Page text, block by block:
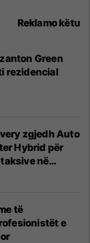
Reklamo këtu
Green
rezidencial
zgjedh Auto
Hybrid për
në
të
e